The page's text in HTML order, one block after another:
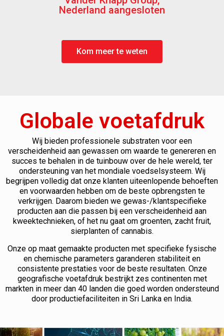
Nederland aangesloten
Kom meer te weten
Globale voetafdruk
Wij bieden professionele substraten voor een
verscheidenheid aan gewassen om waarde te genereren en
succes te behalen in de tuinbouw over de hele wereld, ter
ondersteuning van het mondiale voedselsysteem. Wij
begrijpen volledig dat onze klanten uiteenlopende behoeften
en voorwaarden hebben om de beste opbrengsten te
verkrijgen. Daarom bieden we gewas-/klantspecifieke
producten aan die passen bij een verscheidenheid aan
kweektechnieken, of het nu gaat om groenten, zacht fruit,
sierplanten of cannabis.
Onze op maat gemaakte producten met specifieke fysische
en chemische parameters garanderen stabiliteit en
consistente prestaties voor de beste resultaten. Onze
geografische voetafdruk bestrijkt zes continenten met
markten in meer dan 40 landen die goed worden ondersteund
door productiefaciliteiten in Sri Lanka en India.